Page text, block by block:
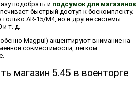
подобрать и подсумок для магазинов
быстрый доступ к боекомплекту.
только AR-15/M4, но и другие системы:
и т. д.
Magpul) акцентируют внимание на
совместимости, легком
магазин 5.45 в военторге